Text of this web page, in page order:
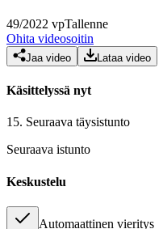
49/2022 vpTallenne
Ohita videosoitin
Jaa video Lataa video
Käsittelyssä nyt
15. Seuraava täysistunto
Seuraava istunto
Keskustelu
Automaattinen vieritys